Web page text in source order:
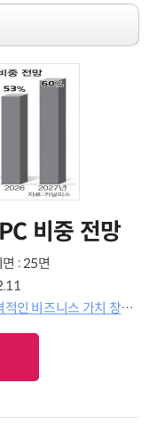
비중 전망
면 : 25면
스 가치 창출 전략 고민해야